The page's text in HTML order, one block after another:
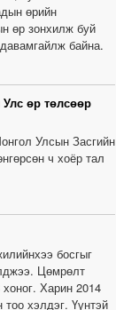
өрийн
өр зонхилж буй
байна.
өр төлсөөр
Улсын Засгийн
ч хоёр тал
босгыг
Цөмрөлт
Харин 2014
тоо хэлдэг. Үүнтэй